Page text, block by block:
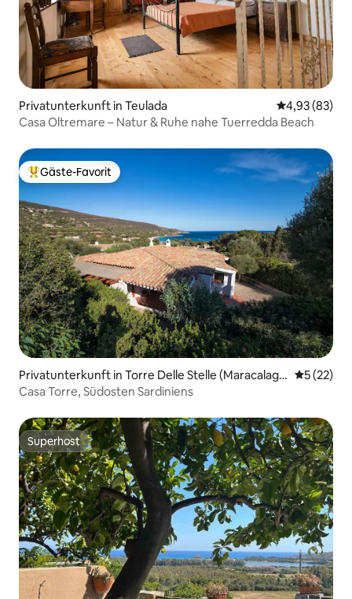
Privatunterkunft in Teulada
4,93 (83)
Casa Oltremare – Natur & Ruhe nahe Tuerredda Beach
Beliebter Gäste-Favorit.
Gäste-Favorit
Privatunterkunft in Torre Delle Stelle (Maracalago
nis)
5 (22)
Casa Torre, Südosten Sardiniens
Superhost
Superhost